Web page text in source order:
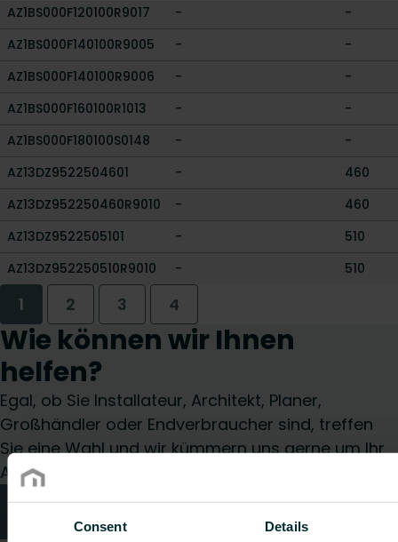
Consent Details
AZ1BS000F120100R9017
-
-
AZ1BS000F140100R9005
-
-
AZ1BS000F140100R9006
-
-
AZ1BS000F160100R1013
-
-
AZ1BS000F180100S0148
-
-
AZ13DZ9522504601
-
460
AZ13DZ952250460R9010
-
460
AZ13DZ9522505101
-
510
AZ13DZ952250510R9010
- 510
1 2 3 4
Wie können wir Ihnen
helfen?
Egal, ob Sie Installateur, Architekt, Planer,
Großhändler oder Endverbraucher sind, treffen
Sie eine Wahl und wir kümmern uns gerne um Ihr
Anliegen.